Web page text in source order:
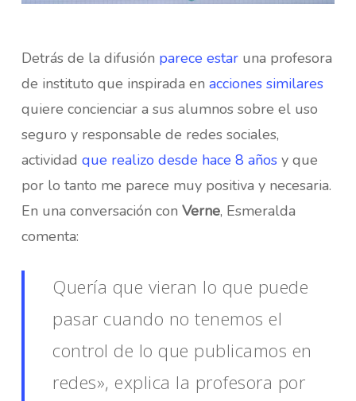
Detrás de la difusión parece estaruna profesora
de instituto que inspirada en acciones similares
quiere concienciar a sus alumnos sobre el uso
seguro y responsable de redes sociales,
actividad que realizo desde hace 8 añosy que
por lo tanto me parece muy positiva y necesaria.
En una conversación con Verne, Esmeralda
comenta:
Quería que vieran lo que puede
pasar cuando no tenemos el
control de lo que publicamos en
redes», explica la profesora por